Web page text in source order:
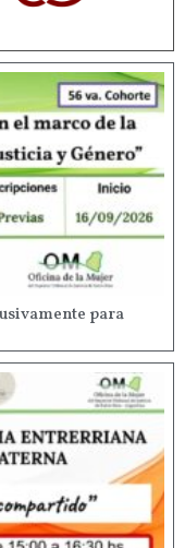
para